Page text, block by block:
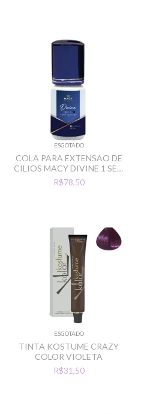
ESGOTADO
COLA PARA EXTENSAO DE
CILIOS MACY DIVINE 1 SEG
3ML
R$78,50
ESGOTADO
TINTA KOSTUME CRAZY
COLOR VIOLETA
R$31,50